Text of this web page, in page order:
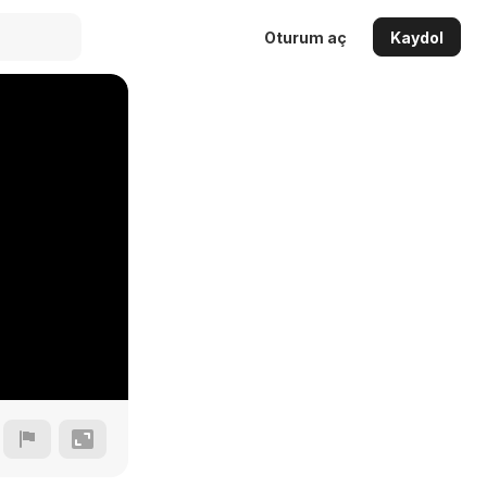
Oturum aç Kaydol